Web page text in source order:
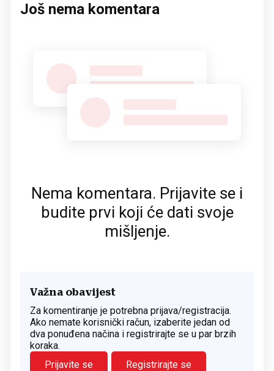
Još nema komentara
Nema komentara. Prijavite se i
budite prvi koji će dati svoje
mišljenje.
Važna obavijest
Za komentiranje je potrebna prijava/registracija.
Ako nemate korisnički račun, izaberite jedan od
dva ponuđena načina i registrirajte se u par brzih
koraka.
Prijavite se
Registrirajte se